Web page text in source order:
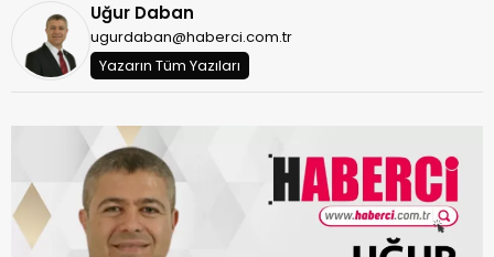
Uğur Daban
ugurdaban@haberci.com.tr
Yazarın Tüm Yazıları